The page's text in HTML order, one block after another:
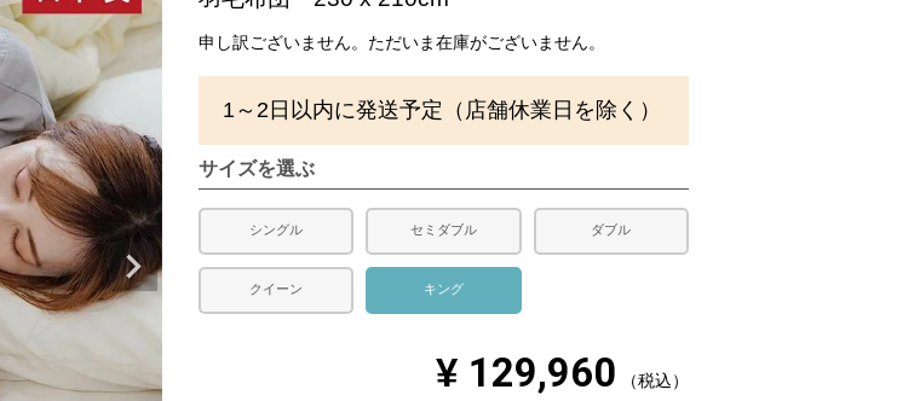
申し訳ございません。ただいま在庫がございません。
1～2日以内に発送予定（店舗休業日を除く）
サイズを選ぶ
シングル セミダブル ダブル
クイーン キング
¥ 129,960 税込